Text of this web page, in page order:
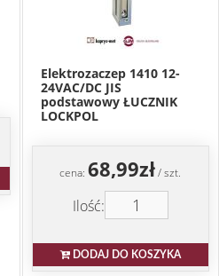
Elektrozaczep 1410 12-
24VAC/DC JIS
podstawowy ŁUCZNIK
LOCKPOL
cena:68,99zł/ szt.
Ilość:
DODAJ DO KOSZYKA